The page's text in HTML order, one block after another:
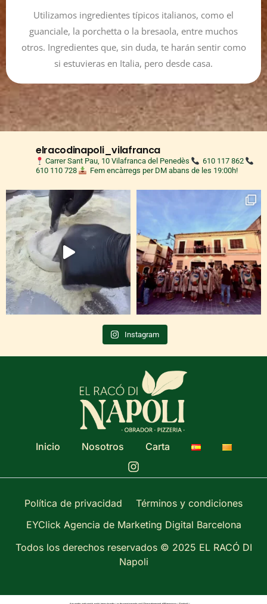
Utilizamos ingredientes típicos italianos, como el
guanciale, la porchetta o la bresaola, entre muchos
otros. Ingredientes que, sin duda, te harán sentir como
si estuvieras en Italia, pero desde casa.
elracodinapoli_vilafranca
Carrer Sant Pau, 10 Vilafranca del Penedès
610 117 862
610 110 728
Fem encàrregs per DM abans de les 19:00h!
Instagram
Inicio Nosotros Carta
Todos los derechos reservados © 2025 EL RACÓ DI
Napoli
Política de privacidad
Términos y condiciones
EYClick Agencia de Marketing Digital Barcelona